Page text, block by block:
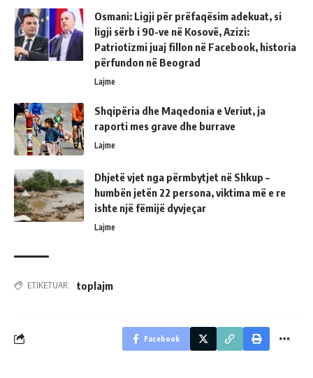
Osmani: Ligji për prëfaqësim adekuat, si
ligji sërb i 90-ve në Kosovë, Azizi:
Patriotizmi juaj fillon në Facebook, historia
përfundon në Beograd
Lajme
Shqipëria dhe Maqedonia e Veriut, ja
raporti mes grave dhe burrave
Lajme
Dhjetë vjet nga përmbytjet në Shkup –
humbën jetën 22 persona, viktima më e re
ishte një fëmijë dyvjeçar
Lajme
ETIKETUAR: toplajm
Facebook